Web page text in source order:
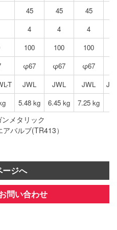
45 45
45
4 4
4
100 100
100
φ67 φ67
φ67
T JWL JWL JWL
5.48 kg 6.45 kg 7.25 kg
メタリック
バルブ(TR413）
ージへ
問い合わせ